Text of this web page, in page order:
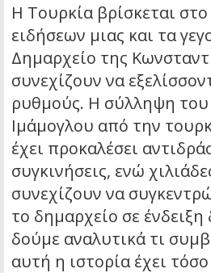
Η Τουρκία βρίσκεται
ειδήσεων μιας και τα
Δημαρχείο της
συνεχίζουν να
ρυθμούς. Η σύλληψη
Ιμάμογλου από την
έχει προκαλέσει
συγκινήσεις, ενώ
συνεχίζουν να
το δημαρχείο σε
δούμε αναλυτικά τι
αυτή η ιστορία έχει